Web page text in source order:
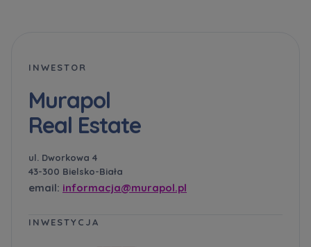
INWESTOR
Murapol
Real Estate
ul. Dworkowa 4
43-300 Bielsko-Biała
email: informacja@murapol.pl
INWESTYCJA